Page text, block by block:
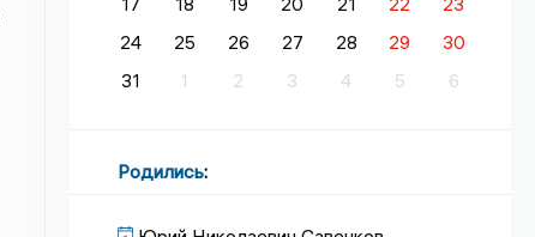
24
25 26 27 28 29
30
31
1 2 3 4 5 6
Родились: